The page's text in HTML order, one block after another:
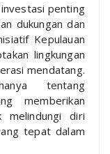
investasi penting
dukungan dan
Kepulauan
lingkungan
mendatang.
tentang
memberikan
melindungi diri
tepat dalam